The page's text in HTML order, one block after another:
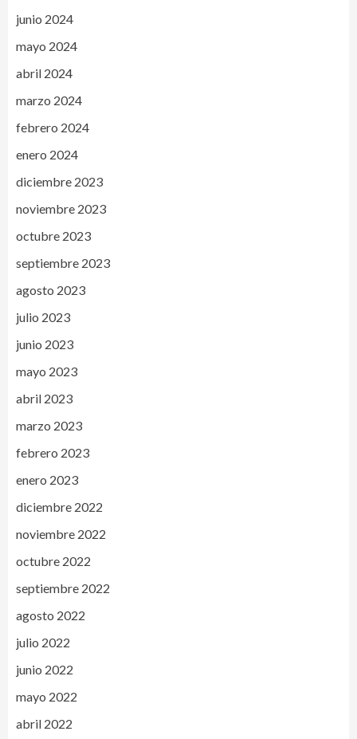
junio 2024
mayo 2024
abril 2024
marzo 2024
febrero 2024
enero 2024
diciembre 2023
noviembre 2023
octubre 2023
septiembre 2023
agosto 2023
julio 2023
junio 2023
mayo 2023
abril 2023
marzo 2023
febrero 2023
enero 2023
diciembre 2022
noviembre 2022
octubre 2022
septiembre 2022
agosto 2022
julio 2022
junio 2022
mayo 2022
abril 2022